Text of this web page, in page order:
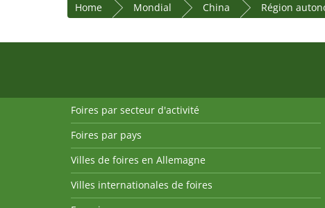
Home Mondial China Région
Foires par secteur d'activité
Foires par pays
Villes de foires en Allemagne
Villes internationales de foires